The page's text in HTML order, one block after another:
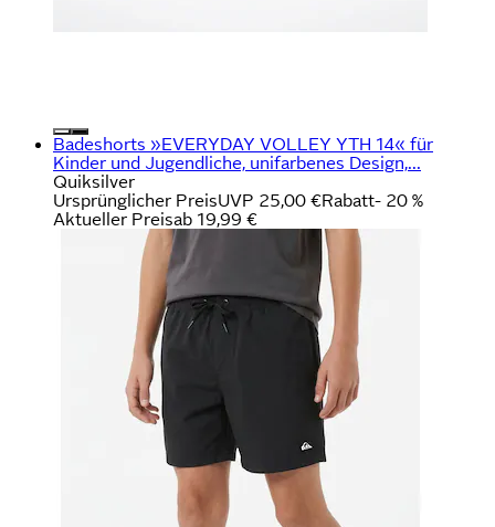
Badeshorts »EVERYDAY VOLLEY YTH 14« für
Kinder und Jugendliche, unifarbenes Design,...
Quiksilver
Ursprünglicher PreisUVP 25,00 €Rabatt- 20 %
Aktueller Preisab 19,99 €